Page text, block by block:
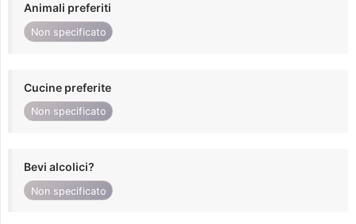
Animali preferiti
Non specificato
Cucine preferite
Non specificato
Bevi alcolici?
Non specificato